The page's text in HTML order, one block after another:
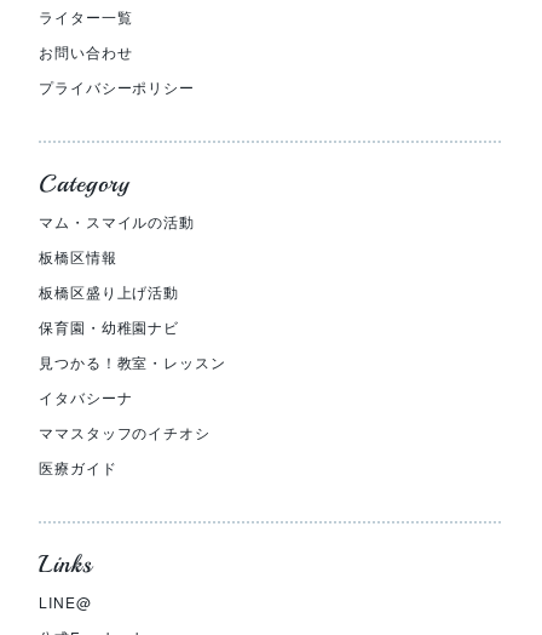
ライター一覧
お問い合わせ
プライバシーポリシー
Category
マム・スマイルの活動
板橋区情報
板橋区盛り上げ活動
保育園・幼稚園ナビ
見つかる！教室・レッスン
イタバシーナ
ママスタッフのイチオシ
医療ガイド
Links
LINE@